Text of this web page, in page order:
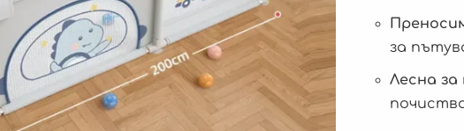
за
Лесна за